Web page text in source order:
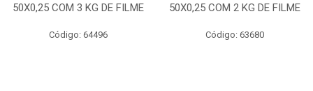
50X0,25 COM 3 KG DE FILME
Código: 64496
50X0,25 COM 2 KG DE FILME
Código: 63680